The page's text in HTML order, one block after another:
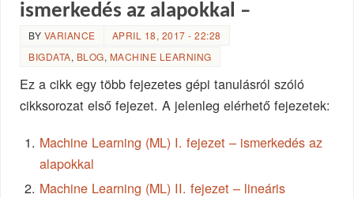
ismerkedés az alapokkal –
BY VARIANCE
APRIL 18, 2017 - 22:28
BIGDATA, BLOG, MACHINE LEARNING
Ez a cikk egy több fejezetes gépi tanulásról szóló
cikksorozat első fejezet. A jelenleg elérhető fejezetek:
Machine Learning (ML) I. fejezet – ismerkedés az
alapokkal
Machine Learning (ML) II. fejezet – lineáris